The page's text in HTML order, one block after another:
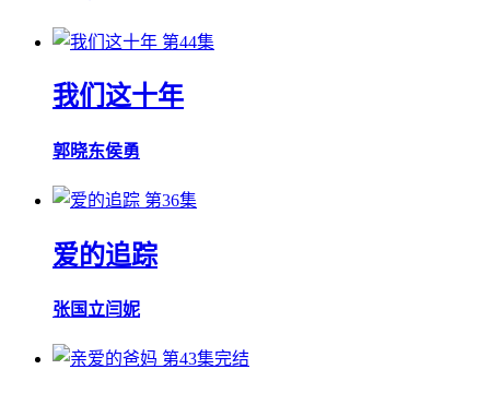
第44集
我们这十年
郭晓东侯勇
第36集
爱的追踪
张国立闫妮
第43集完结